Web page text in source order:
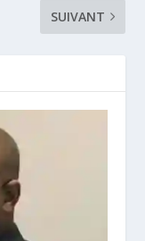
SUIVANT